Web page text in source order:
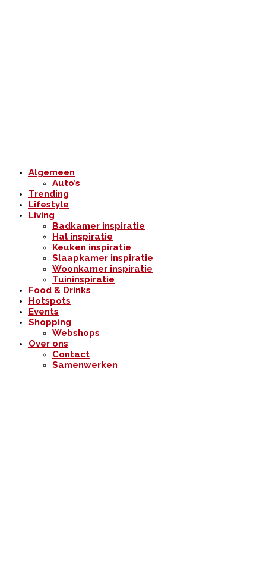
Algemeen
Auto’s
Trending
Lifestyle
Living
Badkamer inspiratie
Hal inspiratie
Keuken inspiratie
Slaapkamer inspiratie
Woonkamer inspiratie
Tuininspiratie
Food & Drinks
Hotspots
Events
Shopping
Webshops
Over ons
Contact
Samenwerken